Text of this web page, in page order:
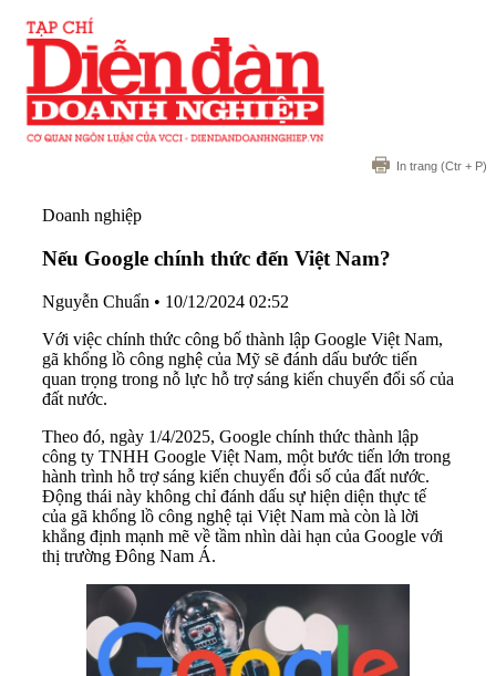
In trang (Ctr + P)
Doanh nghiệp
Nếu Google chính thức đến Việt Nam?
Nguyễn Chuẩn • 10/12/2024 02:52
Với việc chính thức công bố thành lập Google Việt Nam,
gã khổng lồ công nghệ của Mỹ sẽ đánh dấu bước tiến
quan trọng trong nỗ lực hỗ trợ sáng kiến ​​chuyển đổi số của
đất nước.
Theo đó, ngày 1/4/2025, Google chính thức thành lập
công ty TNHH Google Việt Nam, một bước tiến lớn trong
hành trình hỗ trợ sáng kiến chuyển đổi số của đất nước.
Động thái này không chỉ đánh dấu sự hiện diện thực tế
của gã khổng lồ công nghệ tại Việt Nam mà còn là lời
khẳng định mạnh mẽ về tầm nhìn dài hạn của Google với
thị trường Đông Nam Á.